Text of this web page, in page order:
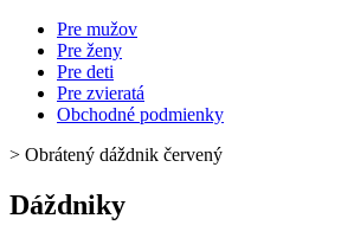
Pre mužov
Pre ženy
Pre deti
Pre zvieratá
Obchodné podmienky
> Obrátený dáždnik červený
Dáždniky